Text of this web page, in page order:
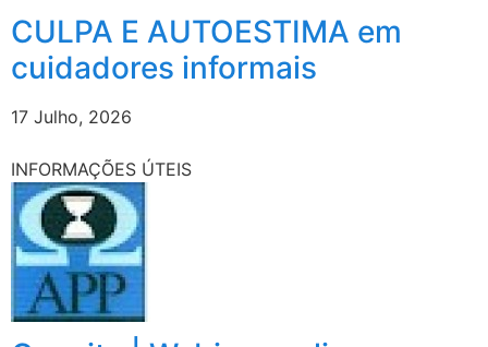
CULPA E AUTOESTIMA em
cuidadores informais
17 Julho, 2026
INFORMAÇÕES ÚTEIS